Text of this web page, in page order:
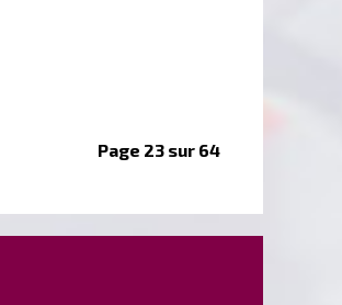
Page 23 sur 64